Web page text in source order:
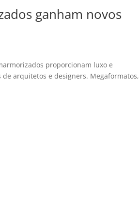
ganham novos
proporcionam luxo e
arquitetos e designers. Megaformatos,